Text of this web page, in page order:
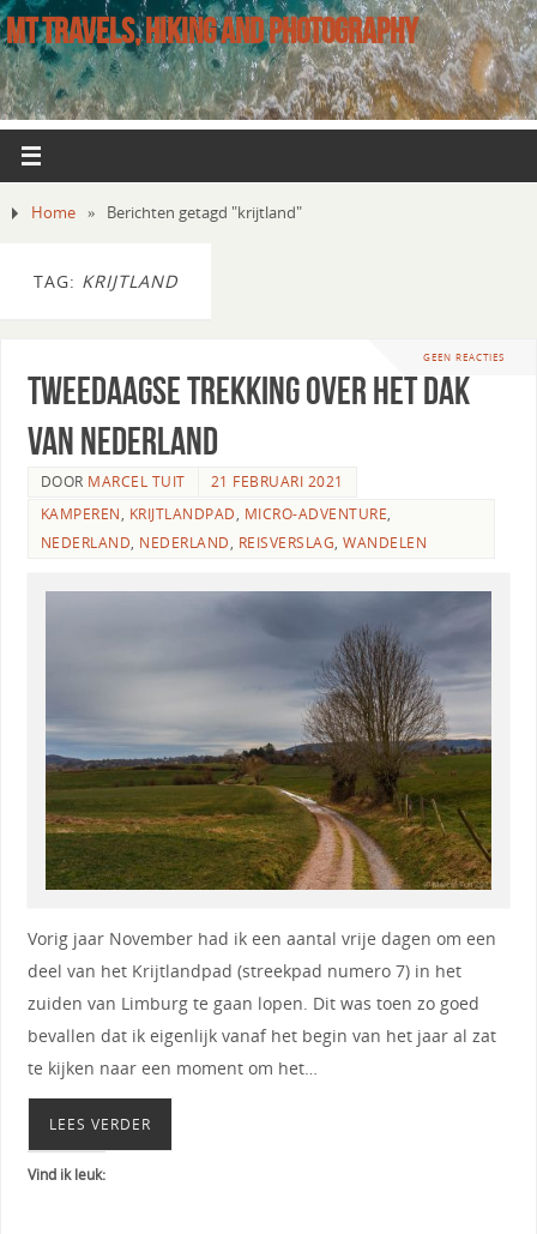
MT TRAVELS, HIKING AND PHOTOGRAPHY
Home » Berichten getagd "krijtland"
TAG: KRIJTLAND
GEEN REACTIES
Tweedaagse trekking over het dak
van Nederland
DOOR MARCEL TUIT
21 FEBRUARI 2021
KAMPEREN, KRIJTLANDPAD, MICRO-ADVENTURE,
NEDERLAND, NEDERLAND, REISVERSLAG,WANDELEN
Vorig jaar November had ik een aantal vrije dagen om een
deel van het Krijtlandpad (streekpad numero 7) in het
zuiden van Limburg te gaan lopen. Dit was toen zo goed
bevallen dat ik eigenlijk vanaf het begin van het jaar al zat
te kijken naar een moment om het…
LEES VERDER
Vind ik leuk: